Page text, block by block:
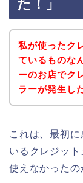
た！」
私が使ったク
ているものな
ーのお店でク
ラーが発生し
これは、最初
いるクレジッ
使えなかったの